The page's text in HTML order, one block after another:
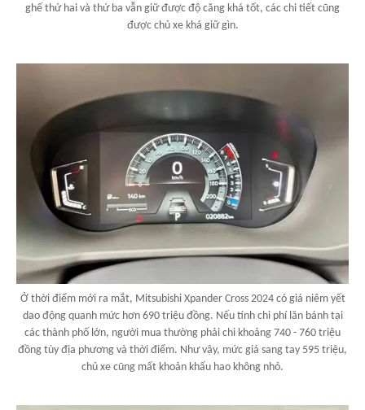
ghế thứ hai và thứ ba vẫn giữ được độ căng khá tốt, các chi tiết cũng
được chủ xe khá giữ gìn.
Ở thời điểm mới ra mắt, Mitsubishi Xpander Cross 2024 có giá niêm yết
dao động quanh mức hơn 690 triệu đồng. Nếu tính chi phí lăn bánh tại
các thành phố lớn, người mua thường phải chi khoảng 740 - 760 triệu
đồng tùy địa phương và thời điểm. Như vậy, mức giá sang tay 595 triệu,
chủ xe cũng mất khoản khấu hao không nhỏ.